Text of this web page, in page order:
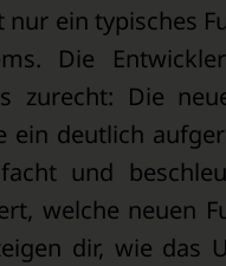
ein typisches
Die
zurecht: Die
deutlich
und
welche neuen
dir, wie das